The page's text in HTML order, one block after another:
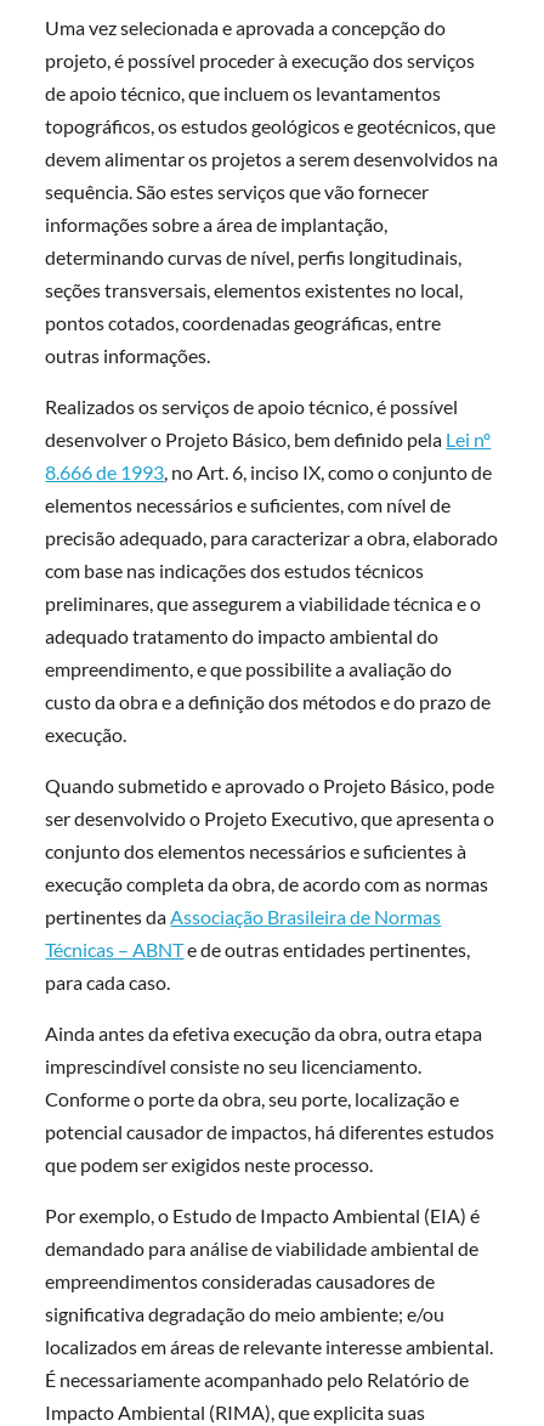
Uma vez selecionada e aprovada a concepção do
projeto, é possível proceder à execução dos serviços
de apoio técnico, que incluem os levantamentos
topográficos, os estudos geológicos e geotécnicos, que
devem alimentar os projetos a serem desenvolvidos na
sequência. São estes serviços que vão fornecer
informações sobre a área de implantação,
determinando curvas de nível, perfis longitudinais,
seções transversais, elementos existentes no local,
pontos cotados, coordenadas geográficas, entre
outras informações.
Realizados os serviços de apoio técnico, é possível
desenvolver o Projeto Básico, bem definido pela Lei nº
8.666 de 1993, no Art. 6, inciso IX, como o conjunto de
elementos necessários e suficientes, com nível de
precisão adequado, para caracterizar a obra, elaborado
com base nas indicações dos estudos técnicos
preliminares, que assegurem a viabilidade técnica e o
adequado tratamento do impacto ambiental do
empreendimento, e que possibilite a avaliação do
custo da obra e a definição dos métodos e do prazo de
execução.
Quando submetido e aprovado o Projeto Básico, pode
ser desenvolvido o Projeto Executivo, que apresenta o
conjunto dos elementos necessários e suficientes à
execução completa da obra, de acordo com as normas
pertinentes daAssociação Brasileira de Normas
Técnicas – ABNTe de outras entidades pertinentes,
para cada caso.
Ainda antes da efetiva execução da obra, outra etapa
imprescindível consiste no seu licenciamento.
Conforme o porte da obra, seu porte, localização e
potencial causador de impactos, há diferentes estudos
que podem ser exigidos neste processo.
Por exemplo, o Estudo de Impacto Ambiental (EIA) é
demandado para análise de viabilidade ambiental de
empreendimentos consideradas causadores de
significativa degradação do meio ambiente; e/ou
localizados em áreas de relevante interesse ambiental.
É necessariamente acompanhado pelo Relatório de
Impacto Ambiental (RIMA), que explicita suas